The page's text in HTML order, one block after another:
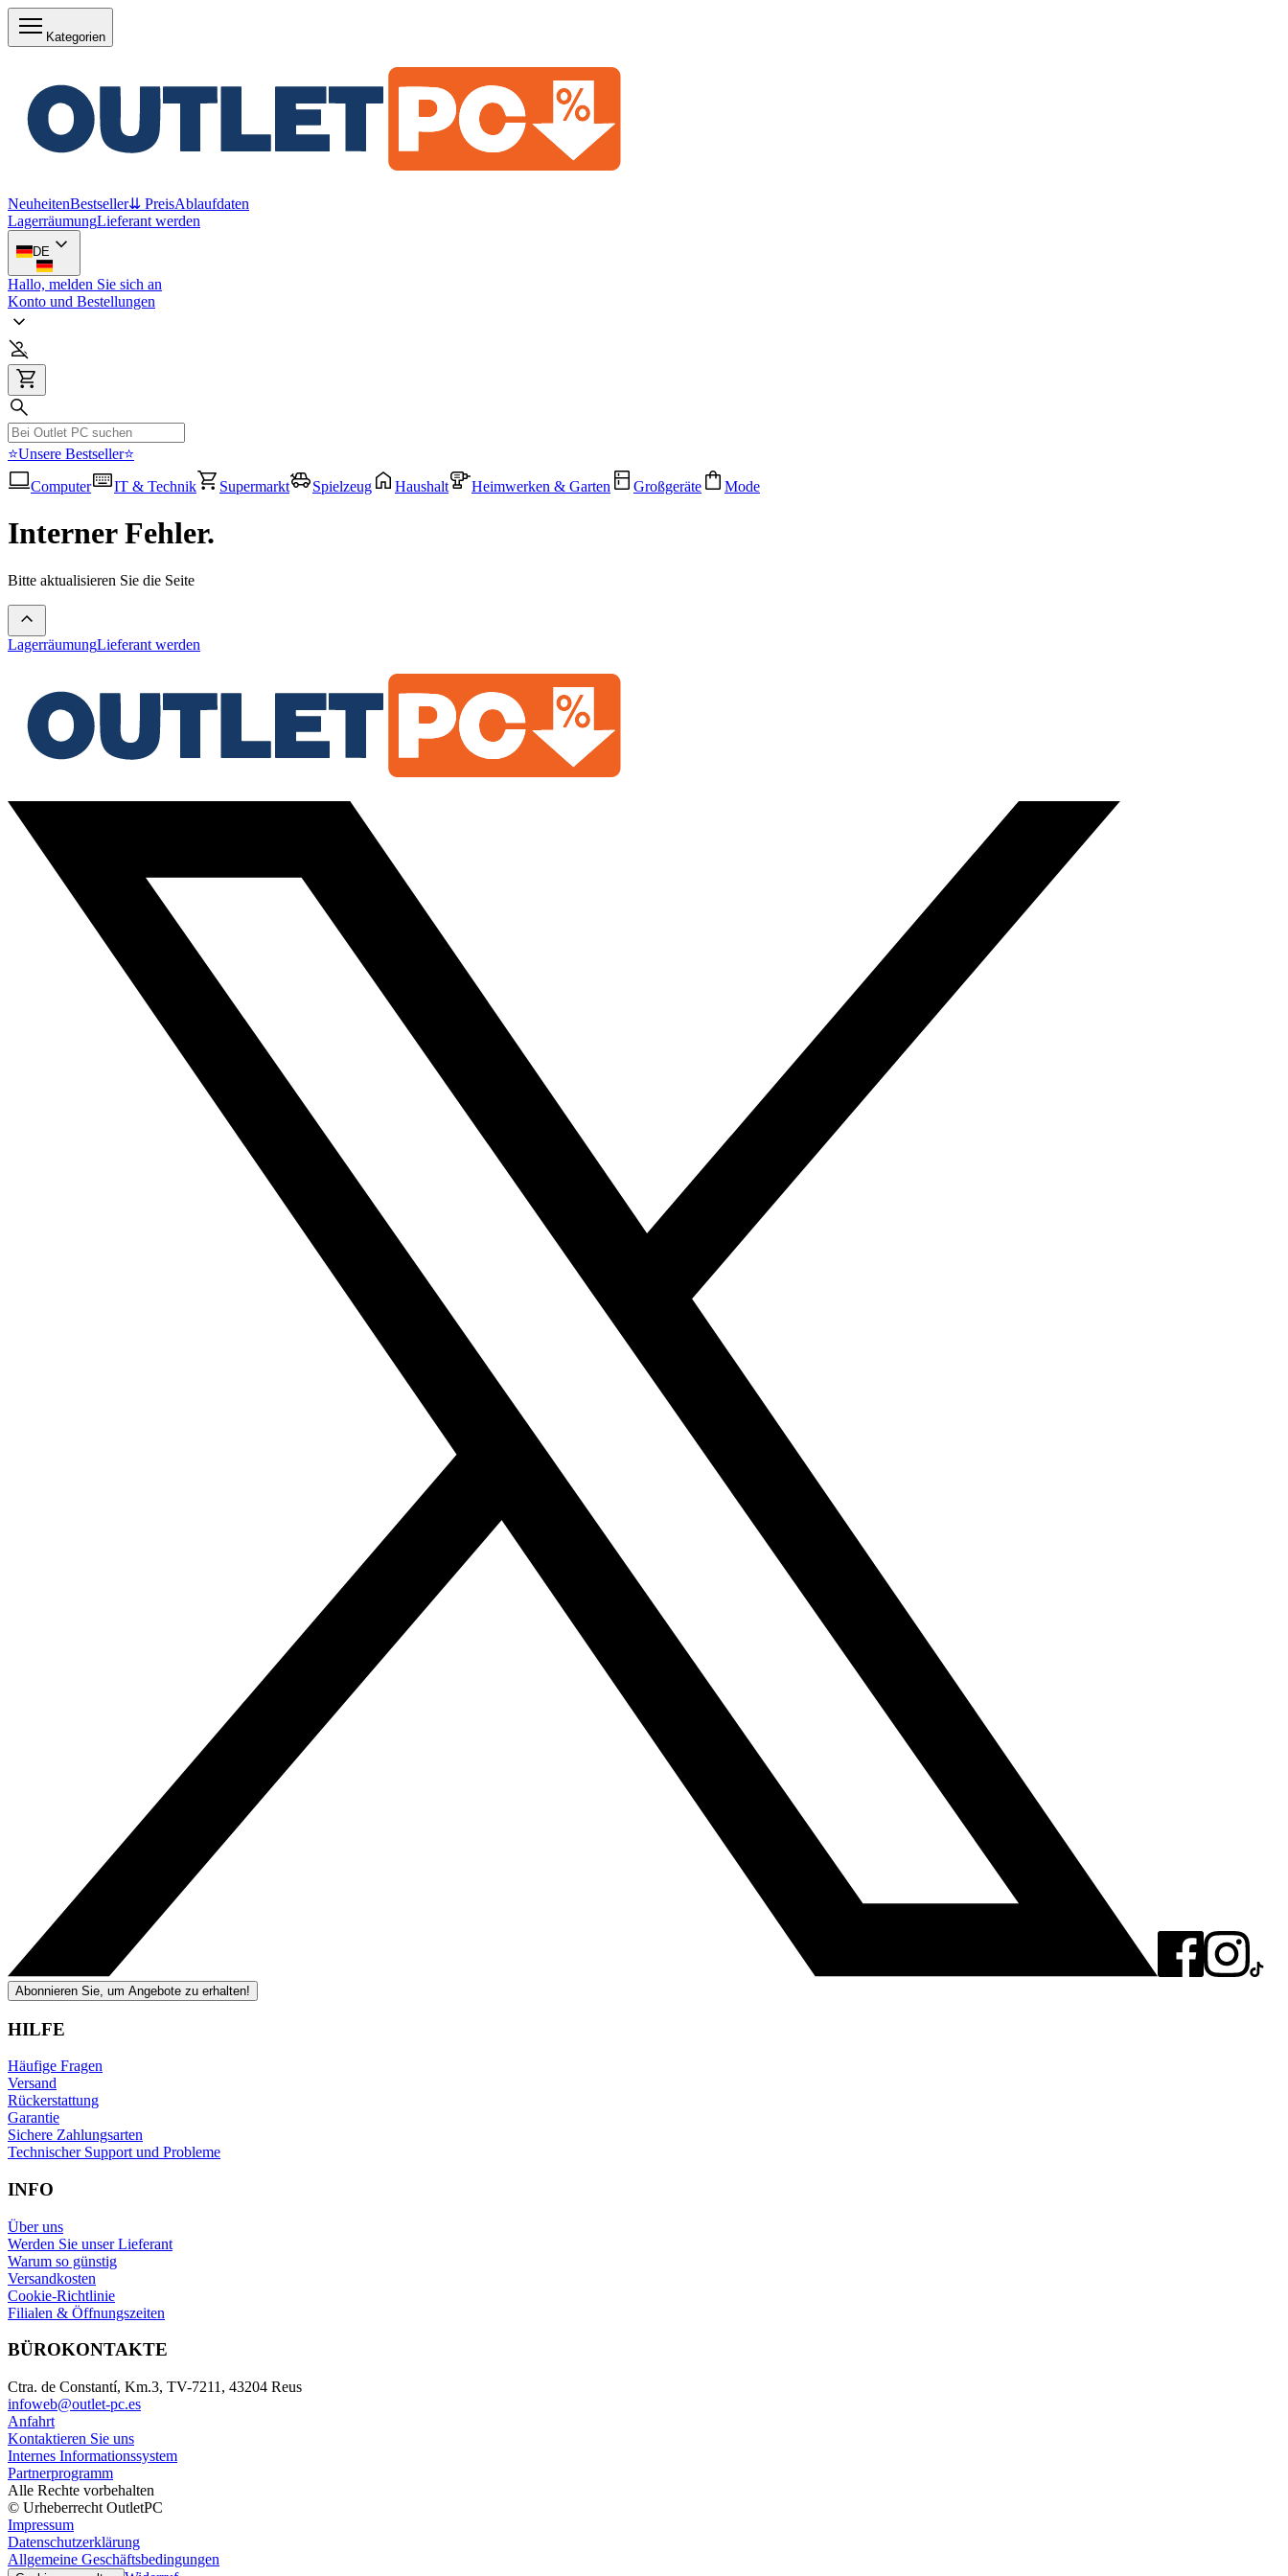
Kategorien
NeuheitenBestseller⇊ PreisAblaufdaten
LagerräumungLieferant werden
DE
Hallo, melden Sie sich an
Konto und Bestellungen
⭐Unsere Bestseller⭐
Computer
IT & Technik Supermarkt Spielzeug Haushalt Heimwerken & Garten Großgeräte Mode
Interner Fehler.
Bitte aktualisieren Sie die Seite
LagerräumungLieferant werden
Abonnieren Sie, um Angebote zu erhalten!
HILFE
Häufige Fragen
Versand
Rückerstattung
Garantie
Sichere Zahlungsarten
Technischer Support und Probleme
INFO
Über uns
Werden Sie unser Lieferant
Warum so günstig
Versandkosten
Cookie-Richtlinie
Filialen & Öffnungszeiten
BÜROKONTAKTE
Ctra. de Constantí, Km.3, TV-7211, 43204 Reus
infoweb@outlet-pc.es
Anfahrt
Kontaktieren Sie uns
Internes Informationssystem
Partnerprogramm
Alle Rechte vorbehalten
© Urheberrecht OutletPC
Impressum
Datenschutzerklärung
Allgemeine Geschäftsbedingungen